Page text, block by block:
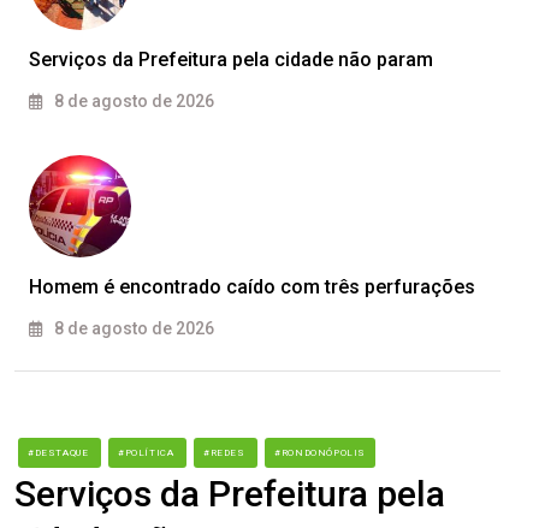
Serviços da Prefeitura pela cidade não param
8 de agosto de 2026
Homem é encontrado caído com três perfurações
8 de agosto de 2026
#DESTAQUE #POLÍTICA #REDES #RONDONÓPOLIS
Serviços da Prefeitura pela